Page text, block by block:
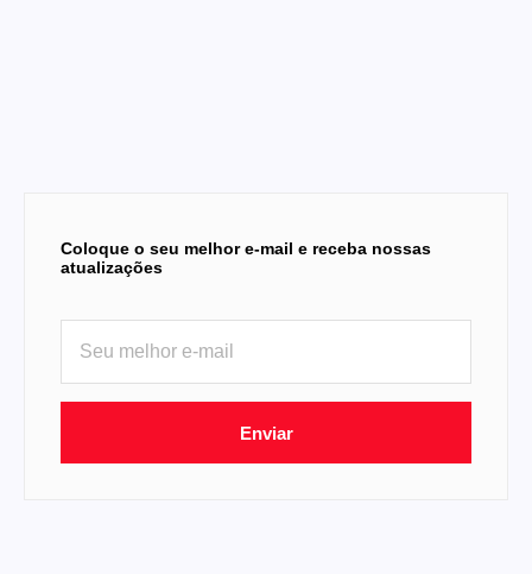
Coloque o seu melhor e-mail e receba nossas
atualizações
Enviar